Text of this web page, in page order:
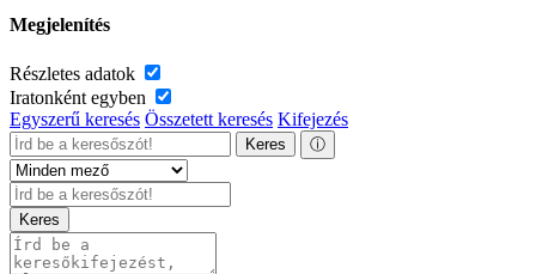
Megjelenítés
Részletes adatok
Iratonként egyben
Egyszerű keresés Összetett keresés Kifejezés
Keres ⓘ
Keres